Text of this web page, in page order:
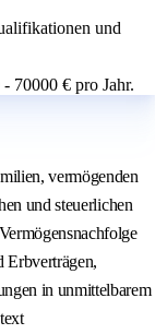
und
70000 € pro Jahr.
vermögenden
und steuerlichen
in unmittelbarem